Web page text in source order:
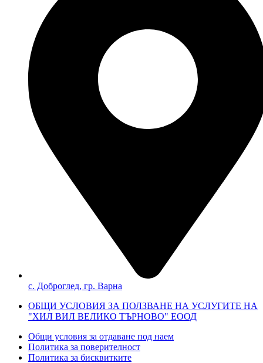
с. Доброглед, гр. Варна
ОБЩИ УСЛОВИЯ ЗА ПОЛЗВАНЕ НА УСЛУГИТЕ НА
"ХИЛ ВИЛ ВЕЛИКО ТЪРНОВО" ЕООД
Общи условия за отдаване под наем
Политика за поверителност
Политика за бисквитките